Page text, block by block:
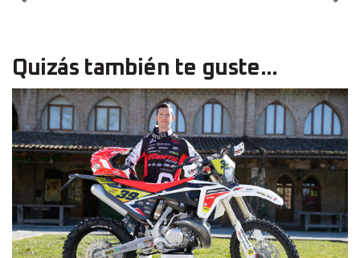
Quizás también te guste...